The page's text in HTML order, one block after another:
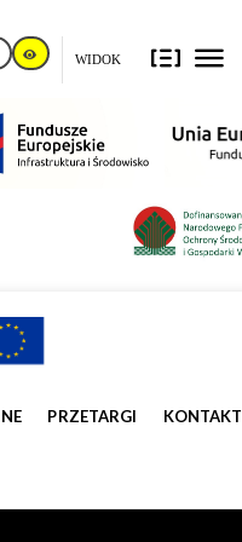
WIDOK
PRZETARGI KONTAKT